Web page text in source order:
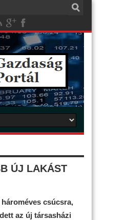
ÚJ LAKÁST
csúcsra,
az új társasházi